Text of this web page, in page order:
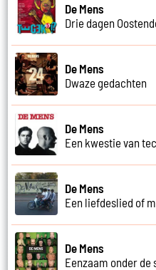
De Mens
Drie dagen
De Mens
Dwaze gedachten
De Mens
Een kwestie van
De Mens
Een liefdeslied of
De Mens
Eenzaam onder de